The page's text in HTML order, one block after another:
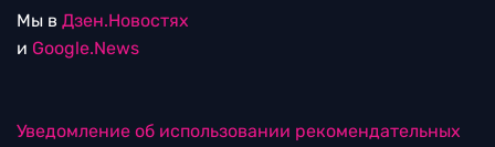
Мы в Дзен.Новостях
и Google.News
Уведомление об использовании рекомендательных